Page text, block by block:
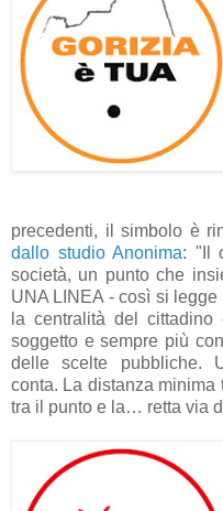
precedenti, il simbolo è
dallo studio Anonima: " Il
società, un punto che
UNA LINEA - così si legge
la centralità del
soggetto e sempre più
delle scelte pubbliche.
conta. La distanza
tra il punto e la… retta via